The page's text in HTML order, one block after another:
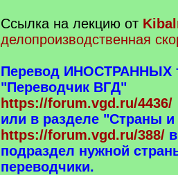
Ссылка на лекцию от
делопроизводственная
Перевод ИНОСТРАННЫХ
"Переводчик ВГД"
https://forum.vgd.ru/4436/
или в разделе "Страны
https://forum.vgd.ru/388/
подраздел нужной
переводчики.